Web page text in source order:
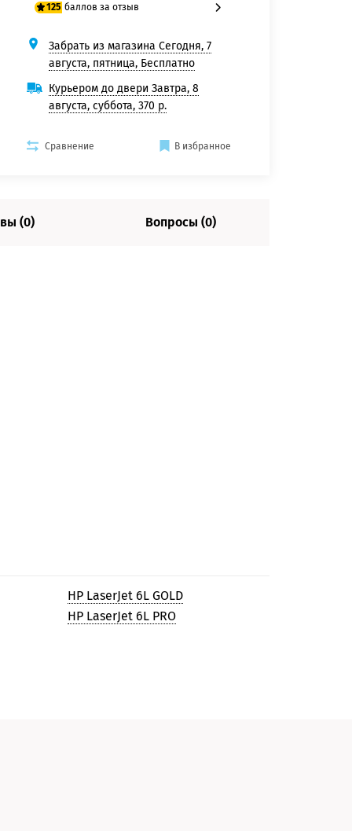
125 баллов за отзыв
100 баллов
125 баллов
Забрать из магазина Сегодня, 7
августа, пятница, Бесплатно
Курьером до двери Завтра, 8
августа, суббота, 370 р.
Сравнение В избранное
(0) Вопросы (0)
HP LaserJet 6L GOLD
HP LaserJet 6L PRO